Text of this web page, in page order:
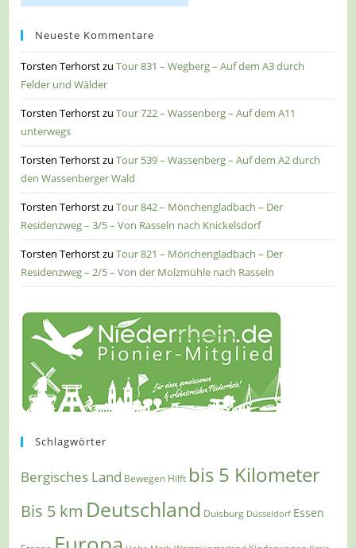
Neueste Kommentare
Torsten TerhorstzuTour 831 – Wegberg – Auf dem A3 durch
Felder und Wälder
Torsten TerhorstzuTour 722 – Wassenberg – Auf dem A11
unterwegs
Torsten TerhorstzuTour 539 – Wassenberg – Auf dem A2 durch
den Wassenberger Wald
Torsten TerhorstzuTour 842 – Mönchengladbach – Der
Residenzweg – 3/5 – Von Rasseln nach Knickelsdorf
Torsten TerhorstzuTour 821 – Mönchengladbach – Der
Residenzweg – 2/5 – Von der Molzmühle nach Rasseln
Schlagwörter
Bergisches Land Bewegen Hilft bis 5 Kilometer
Bis 5 km Deutschland Duisburg Düsseldorf Essen